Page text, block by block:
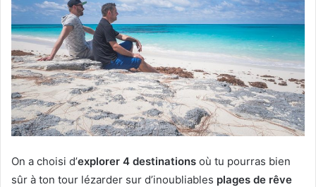
On a choisi d’explorer 4 destinations où tu pourras bien
sûr à ton tour lézarder sur d’inoubliables plages de rêve